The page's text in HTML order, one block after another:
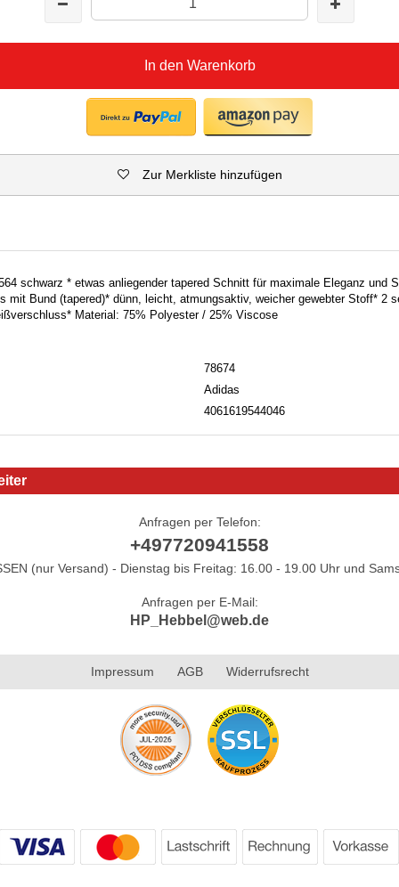
In den Warenkorb
Zur Merkliste hinzufügen
schwarz * etwas anliegender tapered Schnitt für maximale Eleganz und
mit Bund (tapered)* dünn, leicht, atmungsaktiv, weicher gewebter Stoff* 2
Material: 75% Polyester / 25% Viscose
78674
Adidas
4061619544046
Anfragen per Telefon:
+497720941558
(nur Versand) - Dienstag bis Freitag: 16.00 - 19.00 Uhr und
Anfragen per E-Mail:
HP_Hebbel@web.de
Impressum AGB Widerrufsrecht